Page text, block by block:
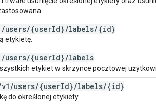
/users/{userId}/labels/{id}
etykietę.
/users/{userId}/labels
etykiet w skrzynce pocztowej
v1 /users/{userId}/labels/{id}
do określonej etykiety.